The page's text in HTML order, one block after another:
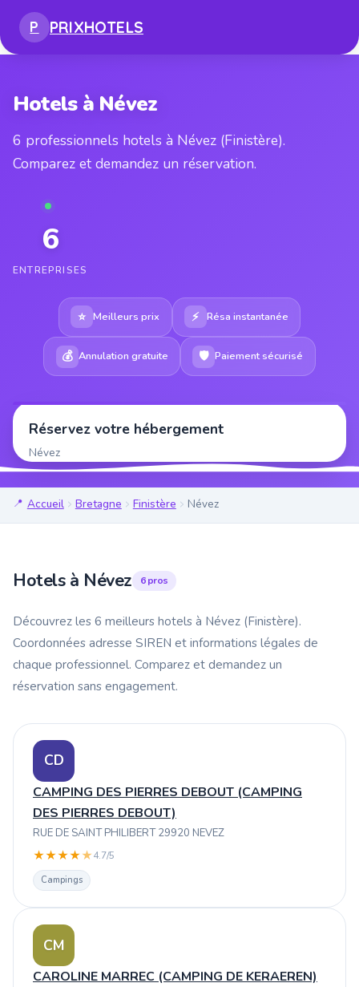
P PRIXHOTELS
Hotels à Névez
6 professionnels hotels à Névez (Finistère).
Comparez et demandez un réservation.
6
ENTREPRISES
⭐ Meilleurs prix ⚡ Résa instantanée
💰 Annulation gratuite 🛡 Paiement sécurisé
Réservez votre hébergement
Névez
Accueil Bretagne Finistère Névez
Hotels à Névez 6 pros
Découvrez les 6 meilleurs hotels à Névez (Finistère).
Coordonnées adresse SIREN et informations légales de
chaque professionnel. Comparez et demandez un
réservation sans engagement.
CD
CAMPING DES PIERRES DEBOUT (CAMPING
DES PIERRES DEBOUT)
RUE DE SAINT PHILIBERT 29920 NEVEZ
★★★★★4.7/5
Campings
CM
CAROLINE MARREC (CAMPING DE KERAEREN)